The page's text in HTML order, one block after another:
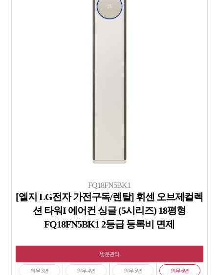
FQ18FN5BK1
[엘지 LG전자 가전구독/렌탈] 휘센 오브제컬렉
션 타워I 에어컨 싱글 (5시리즈) 18평형
FQ18FN5BK1 2등급 등록비 면제
방문관리
의무 3년 의무 4년 의무 5년 의무 6년